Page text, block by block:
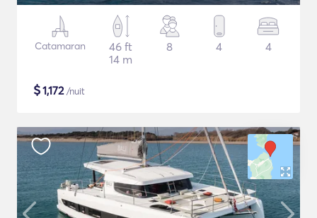
Catamaran
46 ft
14 m
8 4 4
$1,172/nuit